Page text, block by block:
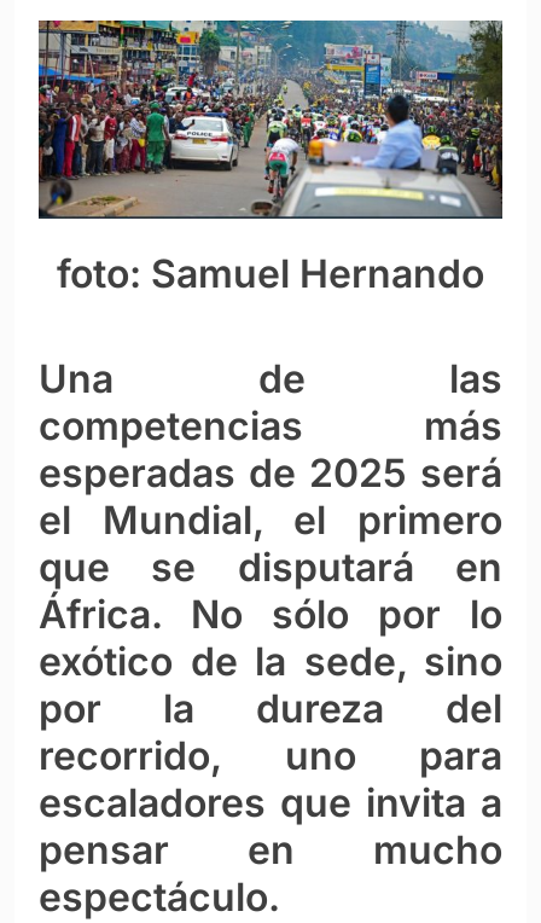
foto: Samuel Hernando
Una de las
competencias más
esperadas de 2025 será
el Mundial, el primero
que se disputará en
África. No sólo por lo
exótico de la sede, sino
por la dureza del
recorrido, uno para
escaladores que invita a
pensar en mucho
espectáculo.